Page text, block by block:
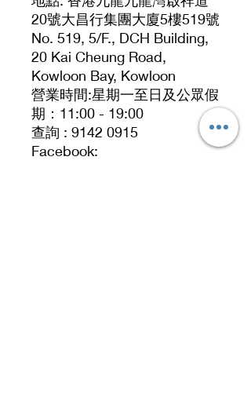
20號大昌行集團大廈5樓519號
No. 519, 5/F., DCH Building,
20 Kai Cheung Road,
Kowloon Bay, Kowloon
營業時間:星期一至日及公眾假
期：11:00 - 19:00
查詢 : 9142 0915
Facebook: